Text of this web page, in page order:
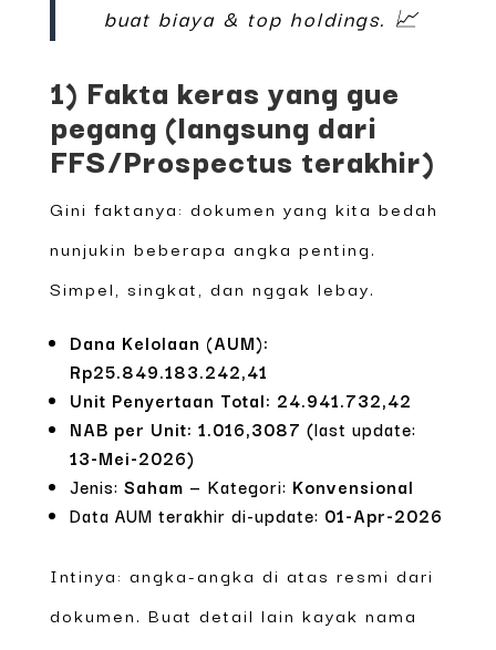
buat biaya & top holdings. 📈
1) Fakta keras yang gue
pegang (langsung dari
FFS/Prospectus terakhir)
Gini faktanya: dokumen yang kita bedah
nunjukin beberapa angka penting.
Simpel, singkat, dan nggak lebay.
Dana Kelolaan (AUM):
Rp25.849.183.242,41
Unit Penyertaan Total: 24.941.732,42
NAB per Unit: 1.016,3087 (last update:
13-Mei-2026)
Jenis: Saham — Kategori: Konvensional
Data AUM terakhir di-update: 01-Apr-2026
Intinya: angka-angka di atas resmi dari
dokumen. Buat detail lain kayak nama